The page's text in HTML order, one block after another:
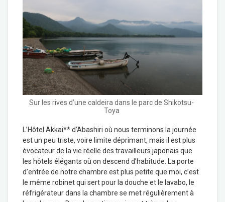
Sur les rives d’une caldeira dans le parc de Shikotsu-
Toya
L’Hôtel Akkai** d’Abashiri où nous terminons la journée
est un peu triste, voire limite déprimant, mais il est plus
évocateur de la vie réelle des travailleurs japonais que
les hôtels élégants où on descend d’habitude. La porte
d’entrée de notre chambre est plus petite que moi, c’est
le même robinet qui sert pour la douche et le lavabo, le
réfrigérateur dans la chambre se met régulièrement à